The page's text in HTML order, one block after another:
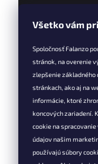
Všetko vám
Spoločnosť Falanzo
stránok, na overenie
zlepšenie základného
stránkach, ako aj na
informácie, ktoré
koncových zariadení.
cookie na
údajov našim
používajú súbory
Informácie
Vernostné
Doprava a
Výmena,
reklamácia